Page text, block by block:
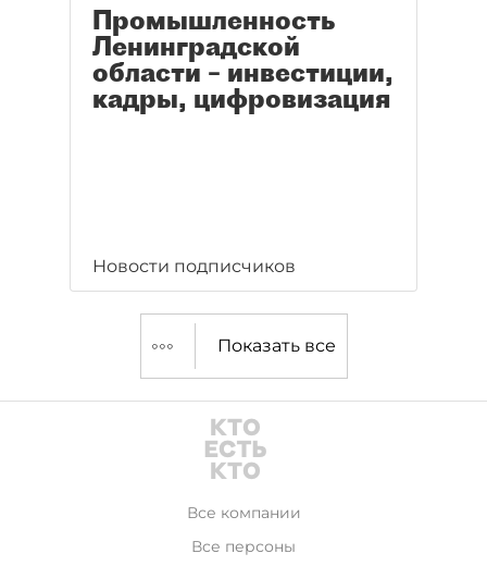
Промышленность
Ленинградской
области – инвестиции,
кадры, цифровизация
Новости подписчиков
Показать все
Все компании
Все персоны